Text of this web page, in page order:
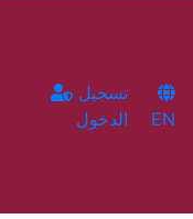
الدخول
EN